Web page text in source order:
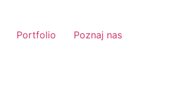
Portfolio Poznaj nas